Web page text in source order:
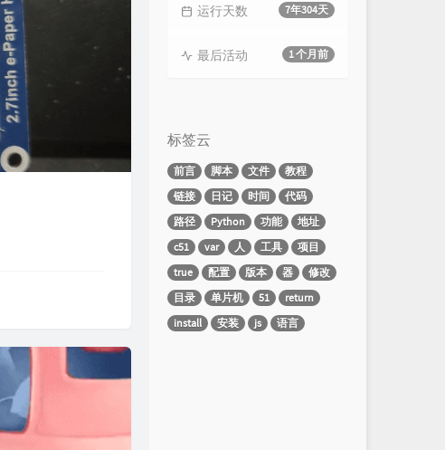
7年304天
运行天数
1 个月前
最后活动
标签云
前言 脚本 文件
教程
链接
日记 时间
代码
路径
Python 功能
地址
c51
var 人 工具
项目
true
配置 版本 器
修改
目录
单片机 51
return
install
安装 js 语言